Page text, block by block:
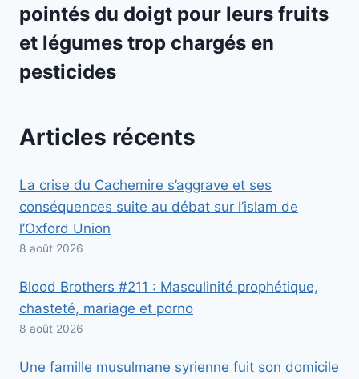
pointés du doigt pour leurs fruits
et légumes trop chargés en
pesticides
Articles récents
La crise du Cachemire s’aggrave et ses
conséquences suite au débat sur l’islam de
l’Oxford Union
8 août 2026
Blood Brothers #211 : Masculinité prophétique,
chasteté, mariage et porno
8 août 2026
Une famille musulmane syrienne fuit son domicile